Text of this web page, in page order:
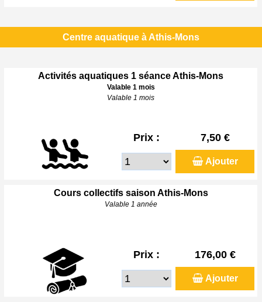
Centre aquatique à Athis-Mons
Activités aquatiques 1 séance Athis-Mons
Valable 1 mois
Valable 1 mois
Prix : 7,50 €
Ajouter
Cours collectifs saison Athis-Mons
Valable 1 année
Prix : 176,00 €
Ajouter